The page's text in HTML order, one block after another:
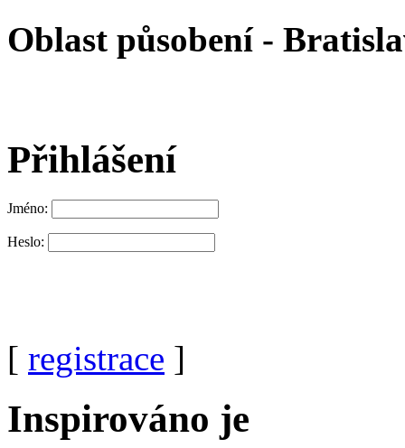
Oblast působení -
Přihlášení
Jméno:
Heslo:
[ registrace ]
Inspirováno je